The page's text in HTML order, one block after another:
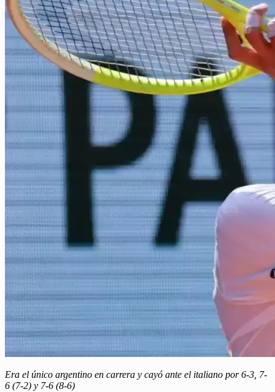
Era el único argentino en carrera y cayó ante el italiano por 6-3, 7-
6 (7-2) y 7-6 (8-6)